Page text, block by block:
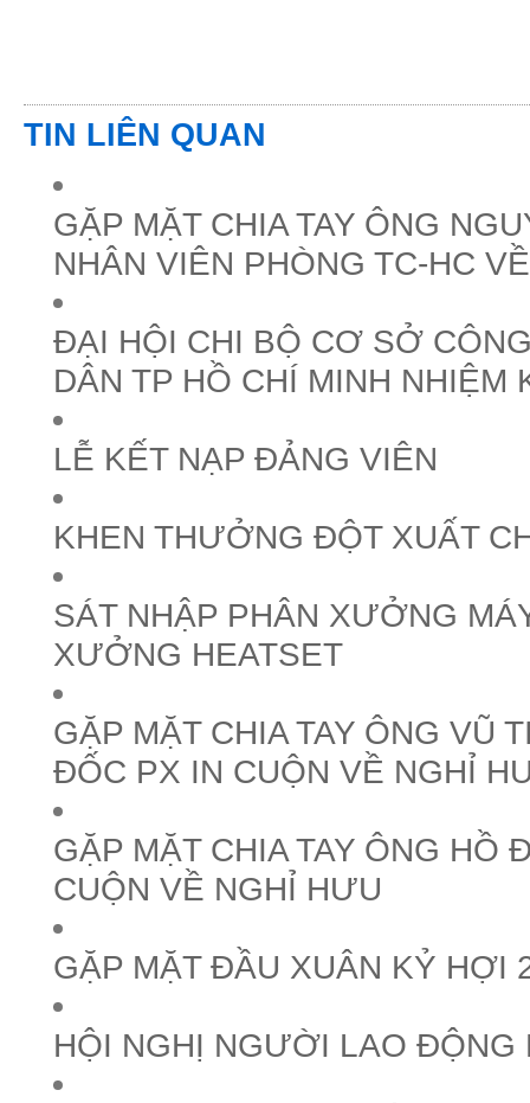
TIN LIÊN QUAN
GẶP MẶT CHIA TAY ÔNG
NHÂN VIÊN PHÒNG TC-HC
ĐẠI HỘI CHI BỘ CƠ SỞ
DÂN TP HỒ CHÍ MINH NHIỆM
LỄ KẾT NẠP ĐẢNG VIÊN
KHEN THƯỞNG ĐỘT XUẤT
SÁT NHẬP PHÂN XƯỞNG
XƯỞNG HEATSET
GẶP MẶT CHIA TAY ÔNG VŨ
ĐỐC PX IN CUỘN VỀ NGHỈ
GẶP MẶT CHIA TAY ÔNG HỒ
CUỘN VỀ NGHỈ HƯU
GẶP MẶT ĐẦU XUÂN KỶ HỢI
HỘI NGHỊ NGƯỜI LAO ĐỘNG